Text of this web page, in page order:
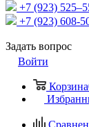
+7 (923)
+7 (923) 608-
Задать вопрос
Войти
Корзина